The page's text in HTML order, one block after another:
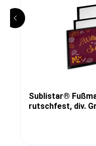
Sublistar®
rutschfest, div.